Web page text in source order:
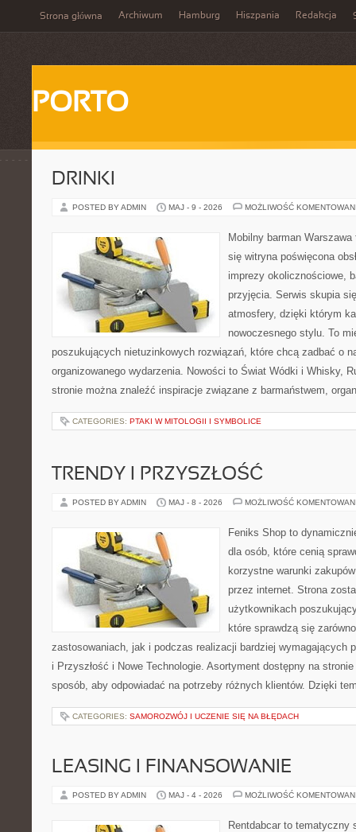
Strona główna Archiwum Hamburg Hiszpania Redakcja
PORTO
DRINKI
POSTED BY ADMIN MAJ - 9 - 2026 MOŻLIWOŚĆ
Mobilny barman
się witryna poświęcona
imprezy okolicznościowe,
przyjęcia. Serwis skupia
atmosfery, dzięki którym
nowoczesnego stylu. To
poszukujących nietuzinkowych rozwiązań, które chcą zadbać o
organizowanego wydarzenia. Nowości to Świat Wódki i Whisky,
stronie można znaleźć inspiracje związane z barmaństwem,
CATEGORIES: PTAKI W MITOLOGII I SYMBOLICE
TRENDY I PRZYSZŁOŚĆ
POSTED BY ADMIN MAJ - 8 - 2026 MOŻLIWOŚĆ
Feniks Shop to
dla osób, które cenią
korzystne warunki
przez internet. Strona
użytkownikach
które sprawdzą się
zastosowaniach, jak i podczas realizacji bardziej wymagających
i Przyszłość i Nowe Technologie. Asortyment dostępny na
sposób, aby odpowiadać na potrzeby różnych klientów. Dzięki
CATEGORIES: SAMOROZWÓJ I UCZENIE SIĘ NA BŁĘDACH
LEASING I FINANSOWANIE
POSTED BY ADMIN MAJ - 4 - 2026 MOŻLIWOŚĆ
Rentdabcar to tematyczny